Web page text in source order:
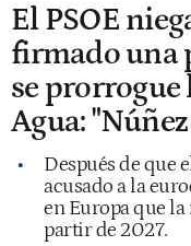
El PSOE
firmado una
se
Agua:
Después de que
acusado a la
en Europa que
partir de 2027.